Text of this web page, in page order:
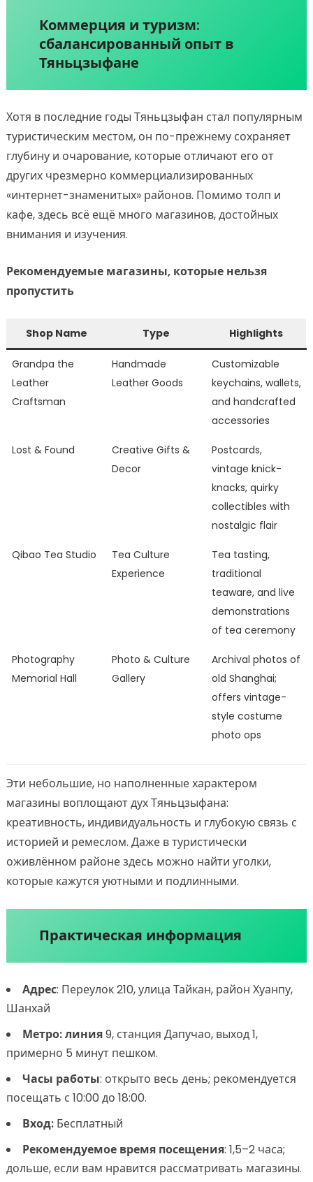
Коммерция и туризм:
сбалансированный опыт в
Тяньцзыфане
Хотя в последние годы Тяньцзыфан стал популярным
туристическим местом, он по-прежнему сохраняет
глубину и очарование, которые отличают его от
других чрезмерно коммерциализированных
«интернет-знаменитых» районов. Помимо толп и
кафе, здесь всё ещё много магазинов, достойных
внимания и изучения.
Рекомендуемые магазины, которые нельзя
пропустить
Shop Name Type Highlights
Grandpa the
Leather
Craftsman
Handmade
Leather Goods
Customizable
keychains, wallets,
and handcrafted
accessories
Lost & Found
Creative Gifts &
Decor
Postcards,
vintage knick-
knacks, quirky
collectibles with
nostalgic flair
Qibao Tea Studio
Tea Culture
Experience
Tea tasting,
traditional
teaware, and live
demonstrations
of tea ceremony
Photography
Memorial Hall
Photo & Culture
Gallery
Archival photos of
old Shanghai;
offers vintage-
style costume
photo ops
Эти небольшие, но наполненные характером
магазины воплощают дух Тяньцзыфана:
креативность, индивидуальность и глубокую связь с
историей и ремеслом. Даже в туристически
оживлённом районе здесь можно найти уголки,
которые кажутся уютными и подлинными.
Практическая информация
Адрес: Переулок 210, улица Тайкан, район Хуанпу,
Шанхай
Метро: линия9, станция Дапучао, выход 1,
примерно 5 минут пешком.
Часы работы: открыто весь день; рекомендуется
посещать с 10:00 до 18:00.
Вход:Бесплатный
Рекомендуемое время посещения: 1,5–2 часа;
дольше, если вам нравится рассматривать магазины.